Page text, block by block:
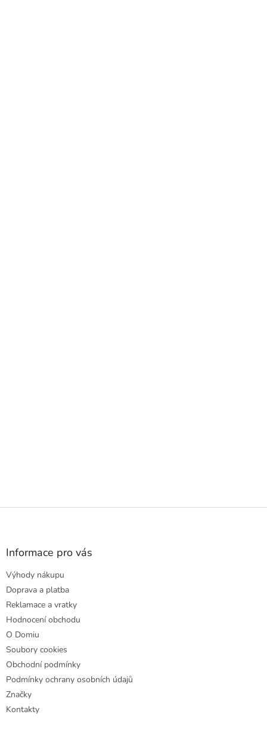
Z
Informace pro vás
Výhody nákupu
Doprava a platba
Reklamace a vratky
Hodnocení obchodu
O Domiu
Soubory cookies
Obchodní podmínky
Podmínky ochrany osobních údajů
Značky
Kontakty